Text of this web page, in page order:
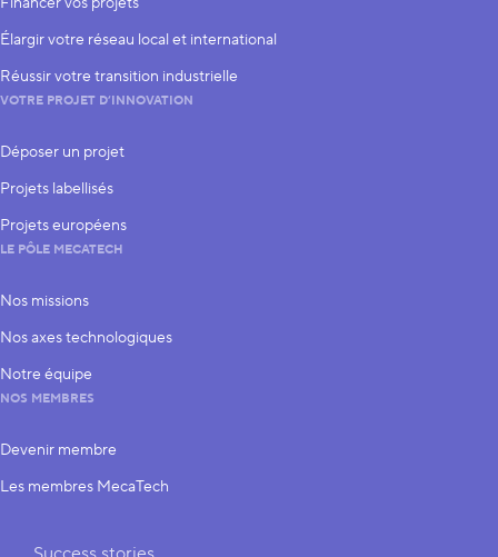
Élargir votre réseau local et international
Réussir votre transition industrielle
VOTRE PROJET D’INNOVATION
Déposer un projet
Projets labellisés
Projets européens
LE PÔLE MECATECH
Nos missions
Nos axes technologiques
Notre équipe
NOS MEMBRES
Devenir membre
Les membres MecaTech
Liens rapides